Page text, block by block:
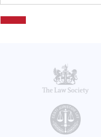
kohta ning töötles
ebaseaduslikult isikuandmeid,
sh levitas üleliigset infot.
teadlane, kes sai oma uuri...